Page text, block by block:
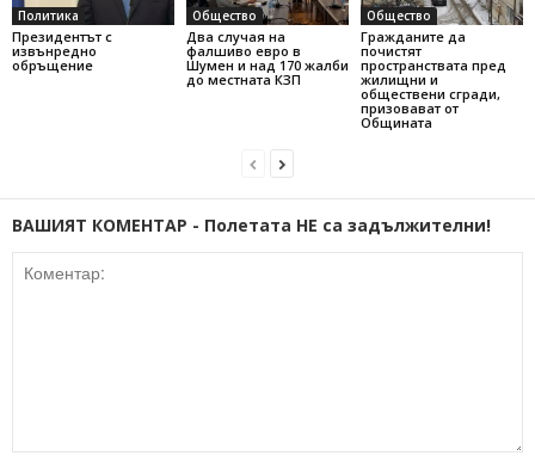
Политика
Президентът с
извънредно
обръщение
Общество
Два случая на
фалшиво евро в
Шумен и над 170 жалби
до местната КЗП
Общество
Гражданите да
почистят
пространствата пред
жилищни и
обществени сгради,
призовават от
Общината
ВАШИЯТ КОМЕНТАР - Полетата НЕ са задължителни!